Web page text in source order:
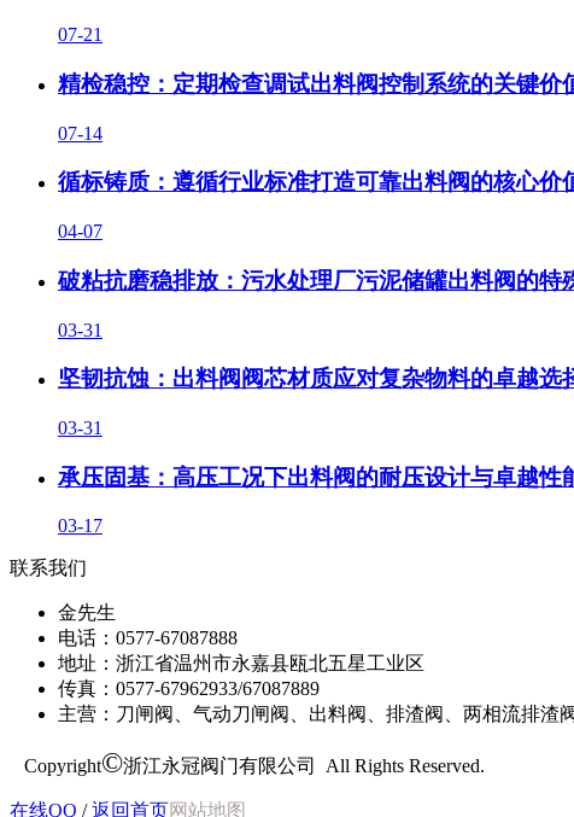
07-21
精检稳控：定期检查调试出料阀控制系统的关键价
07-14
循标铸质：遵循行业标准打造可靠出料阀的核心价
04-07
破粘抗磨稳排放：污水处理厂污泥储罐出料阀的特
03-31
坚韧抗蚀：出料阀阀芯材质应对复杂物料的卓越选
03-31
承压固基：高压工况下出料阀的耐压设计与卓越性
03-17
联系我们
金先生
电话：0577-67087888
地址：浙江省温州市永嘉县瓯北五星工业区
传真：0577-67962933/67087889
主营：刀闸阀、气动刀闸阀、出料阀、排渣阀、两相流排渣
Copyright©浙江永冠阀门有限公司 All Rights Reserved.
在线QQ /返回首页 网站地图